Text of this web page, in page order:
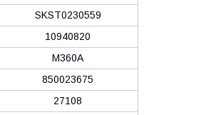
SKST0230559
10940820
M360A
850023675
27108